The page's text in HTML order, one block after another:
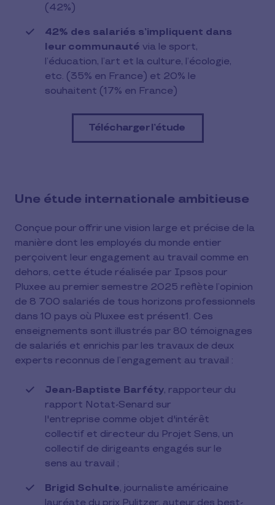
(42%)
42% des salariés s’impliquent dans
leur communauté via le sport,
l’éducation, l’art et la culture, l’écologie,
etc. (35% en France) et 20% le
souhaitent (17% en France)
Télécharger l’étude
Une étude internationale ambitieuse
Conçue pour offrir une vision large et précise de la
manière dont les employés du monde entier
perçoivent leur engagement au travail comme en
dehors, cette étude réalisée par Ipsos pour
Pluxee au premier semestre 2025 reflète l’opinion
de 8 700 salariés de tous horizons professionnels
dans 10 pays où Pluxee est présent1. Ces
enseignements sont illustrés par 80 témoignages
de salariés et enrichis par les travaux de deux
experts reconnus de l’engagement au travail :
Jean-Baptiste Barféty, rapporteur du
rapport Notat-Senard sur
l'entreprise comme objet d'intérêt
collectif et directeur du Projet Sens, un
collectif de dirigeants engagés sur le
sens au travail ;
Brigid Schulte, journaliste américaine